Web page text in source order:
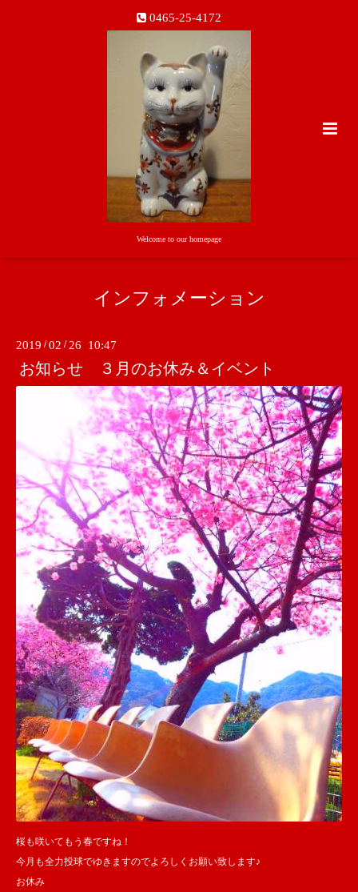
0465-25-4172
Welcome to our homepage
インフォメーション
2019 /02 / 26 10:47
お知らせ ３月のお休み＆イベント
桜も咲いてもう春ですね！
今月も全力投球でゆきますのでよろしくお願い致します♪
お休み